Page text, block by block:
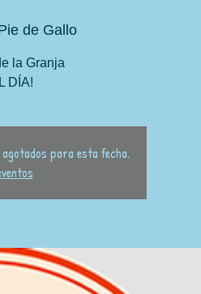
de Gallo
la Granja
DÍA!
para esta fecha.